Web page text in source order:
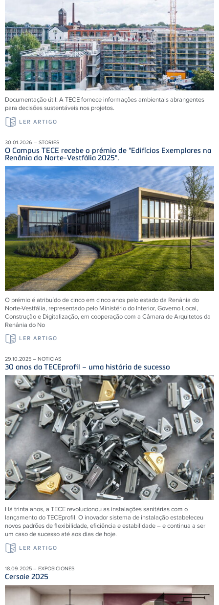
Documentação útil: A TECE fornece informações ambientais abrangentes
para decisões sustentáveis ​​nos projetos.
LER ARTIGO
30.01.2026 – STORIES
O Campus TECE recebe o prémio de "Edifícios Exemplares na
Renânia do Norte-Vestfália 2025".
O prémio é atribuído de cinco em cinco anos pelo estado da Renânia do
Norte-Vestfália, representado pelo Ministério do Interior, Governo Local,
Construção e Digitalização, em cooperação com a Câmara de Arquitetos da
Renânia do No
LER ARTIGO
29.10.2025 – NOTICIAS
30 anos da TECEprofil – uma história de sucesso
Há trinta anos, a TECE revolucionou as instalações sanitárias com o
lançamento do TECEprofil. O inovador sistema de instalação estabeleceu
novos padrões de flexibilidade, eficiência e estabilidade – e continua a ser
um caso de sucesso até aos dias de hoje.
LER ARTIGO
18.09.2025 – EXPOSICIONES
Cersaie 2025